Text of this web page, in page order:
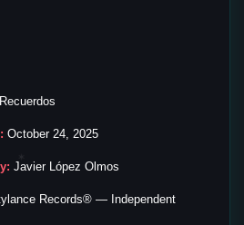
October 24, 2025
Javier López Olmos
Records® — Independent